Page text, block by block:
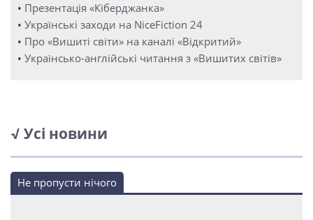
• Презентація «Кіберджанка»
• Українські заходи на NiceFiction 24
• Про «Вишиті світи» на каналі «Відкритий»
• Українсько-англійські читання з «Вишитих світів»
√ Усі новини
Не пропусти нічого